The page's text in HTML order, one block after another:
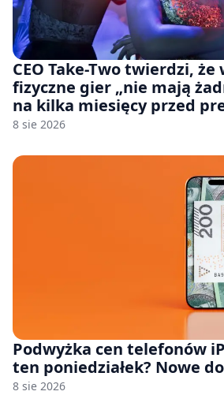
CEO Take-Two twierdzi, że
fizyczne gier „nie mają
na kilka miesięcy przed
8 sie 2026
Podwyżka cen telefonów
ten poniedziałek? Nowe
8 sie 2026